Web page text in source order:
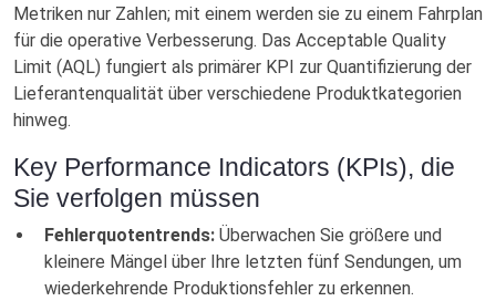
Metriken nur Zahlen; mit einem werden sie zu einem Fahrplan
für die operative Verbesserung. Das Acceptable Quality
Limit (AQL) fungiert als primärer KPI zur Quantifizierung der
Lieferantenqualität über verschiedene Produktkategorien
hinweg.
Key Performance Indicators (KPIs), die
Sie verfolgen müssen
Fehlerquotentrends: Überwachen Sie größere und
kleinere Mängel über Ihre letzten fünf Sendungen, um
wiederkehrende Produktionsfehler zu erkennen.